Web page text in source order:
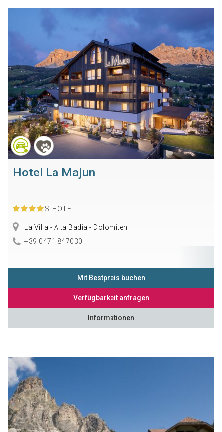
Hotel La Majun
S HOTEL
La Villa - Alta Badia - Dolomiten
+39 0471 847030
Mit Bestpreis buchen
Verfügbarkeit anfragen
Informationen